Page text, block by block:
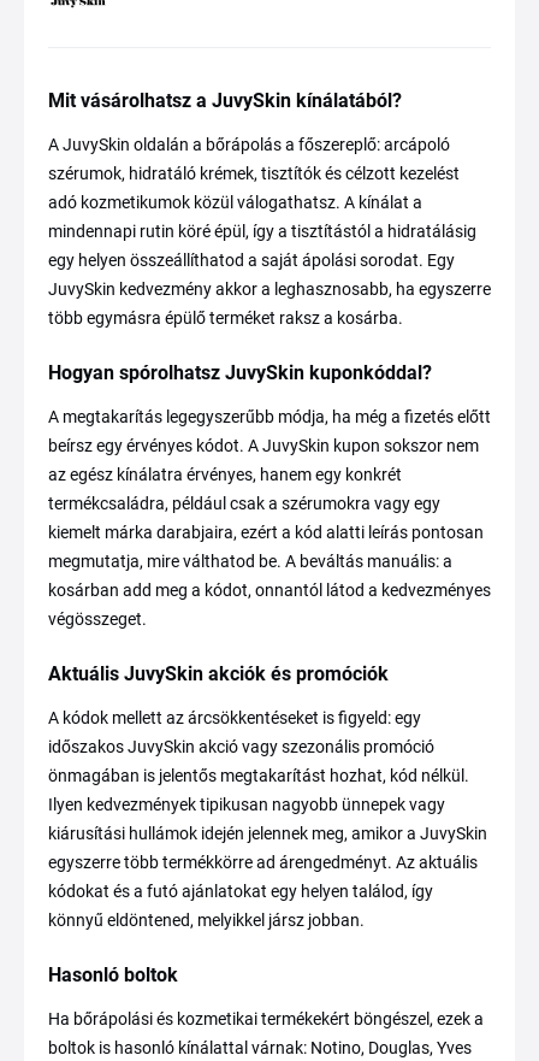
Mit vásárolhatsz a JuvySkin kínálatából?
A JuvySkin oldalán a bőrápolás a főszereplő: arcápoló
szérumok, hidratáló krémek, tisztítók és célzott kezelést
adó kozmetikumok közül válogathatsz. A kínálat a
mindennapi rutin köré épül, így a tisztítástól a hidratálásig
egy helyen összeállíthatod a saját ápolási sorodat. Egy
JuvySkin kedvezmény akkor a leghasznosabb, ha egyszerre
több egymásra épülő terméket raksz a kosárba.
Hogyan spórolhatsz JuvySkin kuponkóddal?
A megtakarítás legegyszerűbb módja, ha még a fizetés előtt
beírsz egy érvényes kódot. A JuvySkin kupon sokszor nem
az egész kínálatra érvényes, hanem egy konkrét
termékcsaládra, például csak a szérumokra vagy egy
kiemelt márka darabjaira, ezért a kód alatti leírás pontosan
megmutatja, mire válthatod be. A beváltás manuális: a
kosárban add meg a kódot, onnantól látod a kedvezményes
végösszeget.
Aktuális JuvySkin akciók és promóciók
A kódok mellett az árcsökkentéseket is figyeld: egy
időszakos JuvySkin akció vagy szezonális promóció
önmagában is jelentős megtakarítást hozhat, kód nélkül.
Ilyen kedvezmények tipikusan nagyobb ünnepek vagy
kiárusítási hullámok idején jelennek meg, amikor a JuvySkin
egyszerre több termékkörre ad árengedményt. Az aktuális
kódokat és a futó ajánlatokat egy helyen találod, így
könnyű eldöntened, melyikkel jársz jobban.
Hasonló boltok
Ha bőrápolási és kozmetikai termékekért böngészel, ezek a
boltok is hasonló kínálattal várnak: Notino, Douglas, Yves